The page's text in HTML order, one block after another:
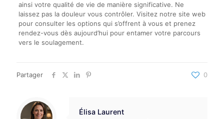
ainsi votre qualité de vie de manière significative. Ne
laissez pas la douleur vous contrôler. Visitez notre site web
pour consulter les options qui s’offrent à vous et prenez
rendez-vous dès aujourd’hui pour entamer votre parcours
vers le soulagement.
Partager 0
Élisa Laurent